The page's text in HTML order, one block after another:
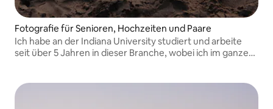
Fotografie für Senioren, Hochzeiten und Paare
Ich habe an der Indiana University studiert und arbeite
seit über 5 Jahren in dieser Branche, wobei ich im ganzen